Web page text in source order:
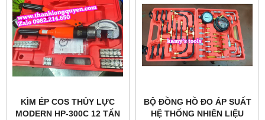
KÌM ÉP COS THỦY LỰC
MODERN HP-300C 12 TẤN
BỘ ĐỒNG HỒ ĐO ÁP SUẤT
HỆ THỐNG NHIÊN LIỆU